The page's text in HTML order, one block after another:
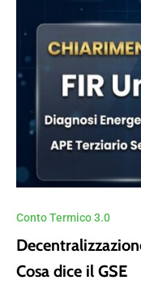
Conto Termico 3.0
Cosa dice il GSE